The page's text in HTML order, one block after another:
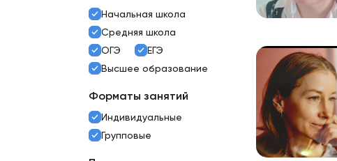
Начальная школа
Средняя школа
ОГЭ
ЕГЭ
Высшее образование
Форматы занятий
Индивидуальные
Групповые
Ч